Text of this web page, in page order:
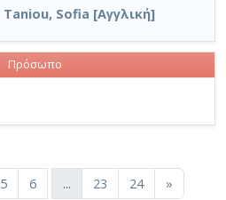
Taniou, Sofia [Αγγλική]
Πρόσωπο
5 6 ... 23 24 »